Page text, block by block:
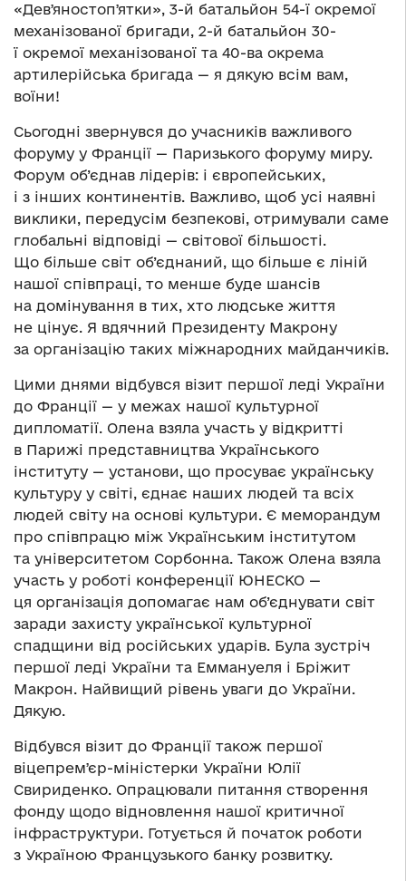
«Девʼяностопʼятки», 3-й батальйон 54-ї окремої
механізованої бригади, 2-й батальйон 30-
ї окремої механізованої та 40-ва окрема
артилерійська бригада — я дякую всім вам,
воїни!
Сьогодні звернувся до учасників важливого
форуму у Франції — Паризького форуму миру.
Форум об’єднав лідерів: і європейських,
і з інших континентів. Важливо, щоб усі наявні
виклики, передусім безпекові, отримували саме
глобальні відповіді — світової більшості.
Що більше світ об’єднаний, що більше є ліній
нашої співпраці, то менше буде шансів
на домінування в тих, хто людське життя
не цінує. Я вдячний Президенту Макрону
за організацію таких міжнародних майданчиків.
Цими днями відбувся візит першої леді України
до Франції — у межах нашої культурної
дипломатії. Олена взяла участь у відкритті
в Парижі представництва Українського
інституту — установи, що просуває українську
культуру у світі, єднає наших людей та всіх
людей світу на основі культури. Є меморандум
про співпрацю між Українським інститутом
та університетом Сорбонна. Також Олена взяла
участь у роботі конференції ЮНЕСКО —
ця організація допомагає нам об’єднувати світ
заради захисту української культурної
спадщини від російських ударів. Була зустріч
першої леді України та Еммануеля і Бріжит
Макрон. Найвищий рівень уваги до України.
Дякую.
Відбувся візит до Франції також першої
віцепремʼєр-міністерки України Юлії
Свириденко. Опрацювали питання створення
фонду щодо відновлення нашої критичної
інфраструктури. Готується й початок роботи
з Україною Французького банку розвитку.